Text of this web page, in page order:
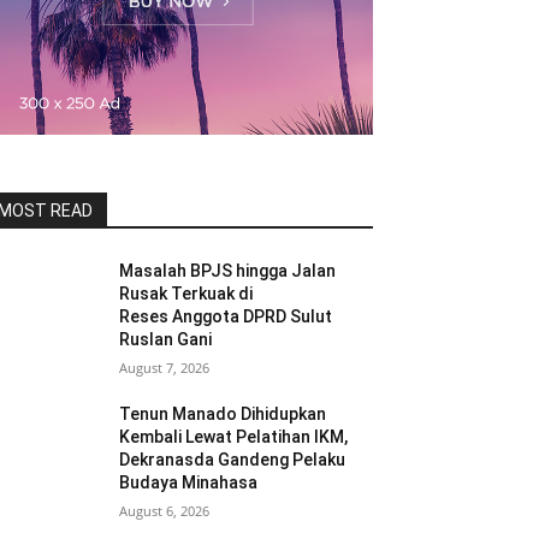
READ
Masalah BPJS hingga Jalan
Rusak Terkuak di
Reses Anggota DPRD Sulut
Ruslan Gani
August 7, 2026
Tenun Manado Dihidupkan
Kembali Lewat Pelatihan IKM,
Dekranasda Gandeng Pelaku
Budaya Minahasa
August 6, 2026